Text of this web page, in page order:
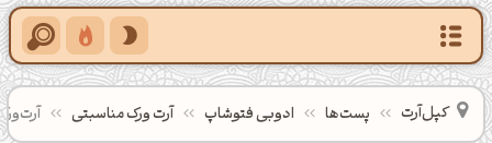
کپل‌آرت پست‌ها ادوبی فتوشاپ آرت ورک مناسبتی آرت‌ورک